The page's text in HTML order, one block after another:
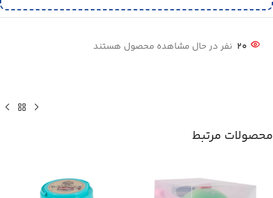
20 نفر در حال مشاهده محصول هستند
محصولات مرتبط